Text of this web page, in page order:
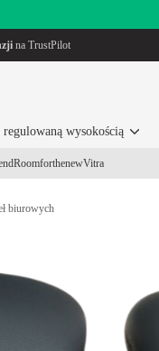
na TrustPilot
wysokością
RoomforthenewVitra
biurowych